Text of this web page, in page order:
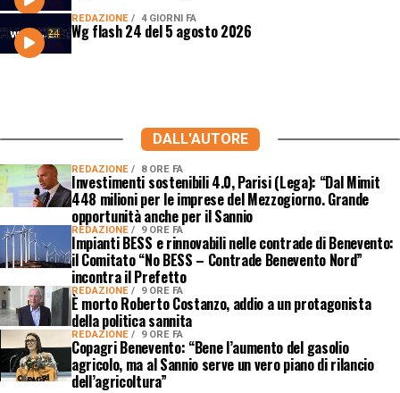
REDAZIONE 4 GIORNI FA
Wg flash 24 del 5 agosto 2026
DALL'AUTORE
REDAZIONE 8 ORE FA
Investimenti sostenibili 4.0, Parisi (Lega): “Dal Mimit
448 milioni per le imprese del Mezzogiorno. Grande
opportunità anche per il Sannio
REDAZIONE 9 ORE FA
Impianti BESS e rinnovabili nelle contrade di Benevento:
il Comitato “No BESS – Contrade Benevento Nord”
incontra il Prefetto
REDAZIONE 9 ORE FA
È morto Roberto Costanzo, addio a un protagonista
della politica sannita
REDAZIONE 9 ORE FA
Copagri Benevento: “Bene l’aumento del gasolio
agricolo, ma al Sannio serve un vero piano di rilancio
dell’agricoltura”